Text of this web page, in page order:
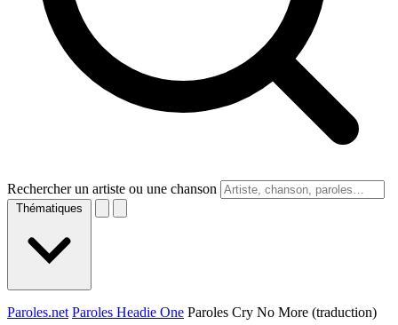
Rechercher un artiste ou une chanson
Thématiques
Paroles.net Paroles Headie One Paroles Cry No More (traduction)